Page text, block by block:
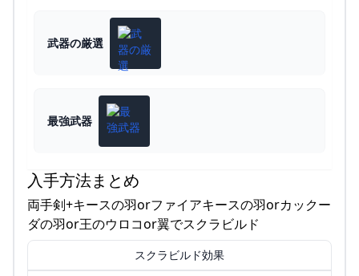
武器の厳選
最強武器
入手方法まとめ
両手剣+キースの羽orファイアキースの羽orカックー
ダの羽or王のウロコor翼でスクラビルド
スクラビルド効果